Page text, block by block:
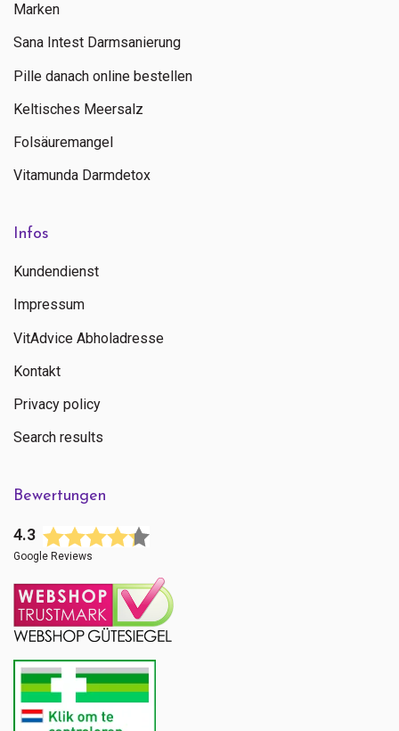
Marken
Sana Intest Darmsanierung
Pille danach online bestellen
Keltisches Meersalz
Folsäuremangel
Vitamunda Darmdetox
Infos
Kundendienst
Impressum
VitAdvice Abholadresse
Kontakt
Privacy policy
Search results
Bewertungen
4.3
Google Reviews